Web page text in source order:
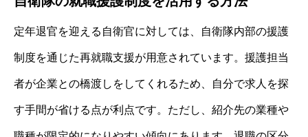
定年退官を迎える自衛官に対しては、自衛隊内部の援護
制度を通じた再就職支援が用意されています。援護担当
者が企業との橋渡しをしてくれるため、自分で求人を探
す手間が省ける点が利点です。ただし、紹介先の業種や